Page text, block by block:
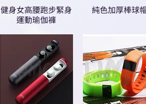
健身女高腰跑步緊身
運動瑜伽褲
純色加厚棒球